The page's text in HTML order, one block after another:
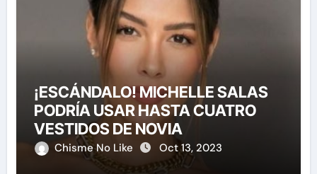
¡ESCÁNDALO! MICHELLE SALAS
PODRÍA USAR HASTA CUATRO
VESTIDOS DE NOVIA
Chisme No Like Oct 13, 2023